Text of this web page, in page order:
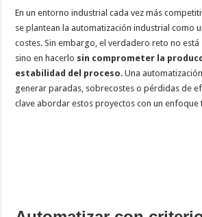
En un entorno industrial cada vez más
se plantean la automatización industrial como
costes. Sin embargo, el verdadero reto no está
sino en hacerlo sin comprometer la
estabilidad del proceso. Una
generar paradas, sobrecostes o pérdidas de
clave abordar estos proyectos con un enfoque